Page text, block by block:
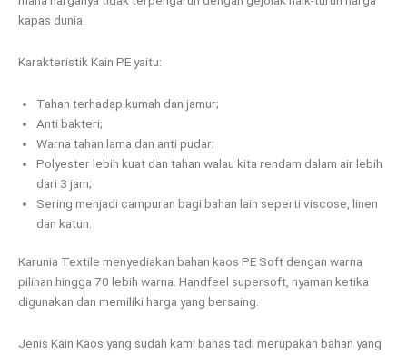
kapas dunia.
Karakteristik Kain PE yaitu:
Tahan terhadap kumah dan jamur;
Anti bakteri;
Warna tahan lama dan anti pudar;
Polyester lebih kuat dan tahan walau kita rendam dalam air lebih
dari 3 jam;
Sering menjadi campuran bagi bahan lain seperti viscose, linen
dan katun.
Karunia Textile menyediakan bahan kaos PE Soft dengan warna
pilihan hingga 70 lebih warna. Handfeel supersoft, nyaman ketika
digunakan dan memiliki harga yang bersaing.
Jenis Kain Kaos yang sudah kami bahas tadi merupakan bahan yang